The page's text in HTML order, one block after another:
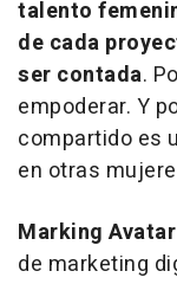
talento
de cada
ser contada.
empoderar. Y
compartido es
en otras
Marking Avatar
de marketing